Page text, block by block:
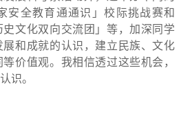
安全教育通通识」校际挑战赛和
史文化双向交流团」等，加深同学
和成就的认识，建立民族、文化
价值观。我相信透过这些机会，
识。